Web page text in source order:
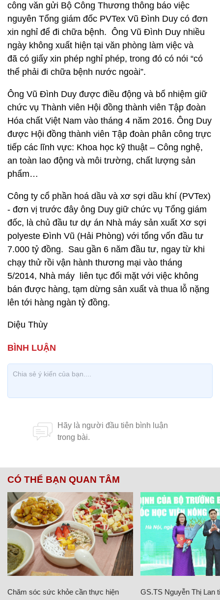
công văn gửi Bộ Công Thương thông báo việc
nguyên Tổng giám đốc PVTex Vũ Đình Duy có đơn
xin nghỉ để đi chữa bệnh. Ông Vũ Đình Duy nhiều
ngày không xuất hiện tại văn phòng làm việc và
đã có giấy xin phép nghỉ phép, trong đó có nói “có
thể phải đi chữa bệnh nước ngoài”.
Ông Vũ Đình Duy được điều động và bổ nhiệm giữ
chức vụ Thành viên Hội đồng thành viên Tập đoàn
Hóa chất Việt Nam vào tháng 4 năm 2016. Ông Duy
được Hội đồng thành viên Tập đoàn phân công trực
tiếp các lĩnh vực: Khoa học kỹ thuật – Công nghệ,
an toàn lao động và môi trường, chất lượng sản
phẩm…
Công ty cổ phần hoá dầu và xơ sợi dầu khí (PVTex)
- đơn vị trước đây ông Duy giữ chức vụ Tổng giám
đốc, là chủ đầu tư dự án Nhà máy sản xuất Xơ sợi
polyeste Đình Vũ (Hải Phòng) với tổng vốn đầu tư
7.000 tỷ đồng. Sau gần 6 năm đầu tư, ngay từ khi
chạy thử rồi vận hành thương mại vào tháng
5/2014, Nhà máy liên tục đối mặt với việc không
bán được hàng, tạm dừng sản xuất và thua lỗ nặng
lên tới hàng ngàn tỷ đồng.
Diệu Thùy
CÓ THỂ BẠN QUAN TÂM
Chăm sóc sức khỏe cần thực hiện
GS.TS Nguyễn Thị Lan